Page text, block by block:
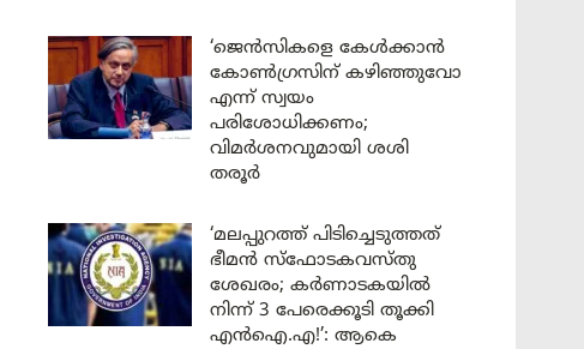
‘ജെൻസികളെ കേൾക്കാൻ
കോൺഗ്രസിന് കഴിഞ്ഞുവോ
എന്ന് സ്വയം
പരിശോധിക്കണം;
വിമർശനവുമായി ശശി
തരൂർ
‘മലപ്പുറത്ത് പിടിച്ചെടുത്തത്
ഭീമൻ സ്ഫോടകവസ്തു
ശേഖരം; കർണാടകയിൽ
നിന്ന് 3 പേരെക്കൂടി തൂക്കി
എൻഐ.എ!’: ആകെ